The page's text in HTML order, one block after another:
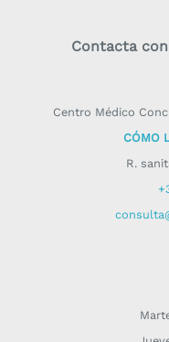
Contacta
Centro Médico
CÓMO
R.